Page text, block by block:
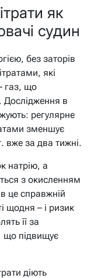
як
судин
без заторів
які
газ, що
Дослідження в
регулярне
зменшує
вже за два тижні.
натрію, а
з окисленням
це справжній
щодня – і ризик
її за
що підвищує
діють